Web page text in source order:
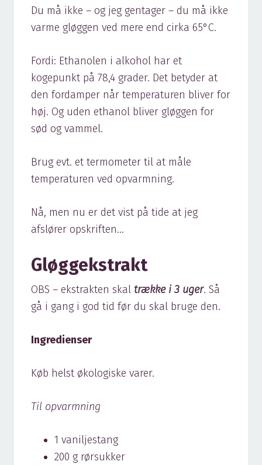
Du må ikke – og jeg gentager – du må ikke
varme gløggen ved mere end cirka 65°C.
Fordi: Ethanolen i alkohol har et
kogepunkt på 78,4 grader. Det betyder at
den fordamper når temperaturen bliver for
høj. Og uden ethanol bliver gløggen for
sød og vammel.
Brug evt. et termometer til at måle
temperaturen ved opvarmning.
Nå, men nu er det vist på tide at jeg
afslører opskriften…
Gløggekstrakt
OBS – ekstrakten skaltrække i 3 uger. Så
gå i gang i god tid før du skal bruge den.
Ingredienser
Køb helst økologiske varer.
Til opvarmning
1 vaniljestang
200 g rørsukker